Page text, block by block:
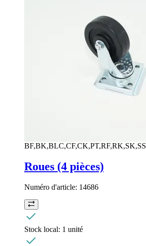
BF,BK,BLC,CF,CK,PT,RF,RK,SK,SS
Roues (4 pièces)
Numéro d'article: 14686
Stock local: 1 unité